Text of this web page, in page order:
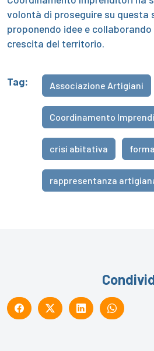
volontà di proseguire su questa
proponendo idee e
crescita del territorio.
Tag: Associazione Artigiani
Coordinamento
crisi abitativa
rappresentanza